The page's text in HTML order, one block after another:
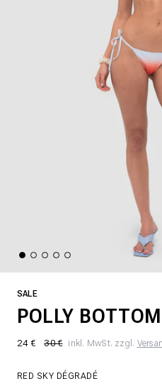
SALE
POLLY BOTTOM
24 € 30 € inkl. MwSt. zzgl.
RED SKY DÉGRADÉ